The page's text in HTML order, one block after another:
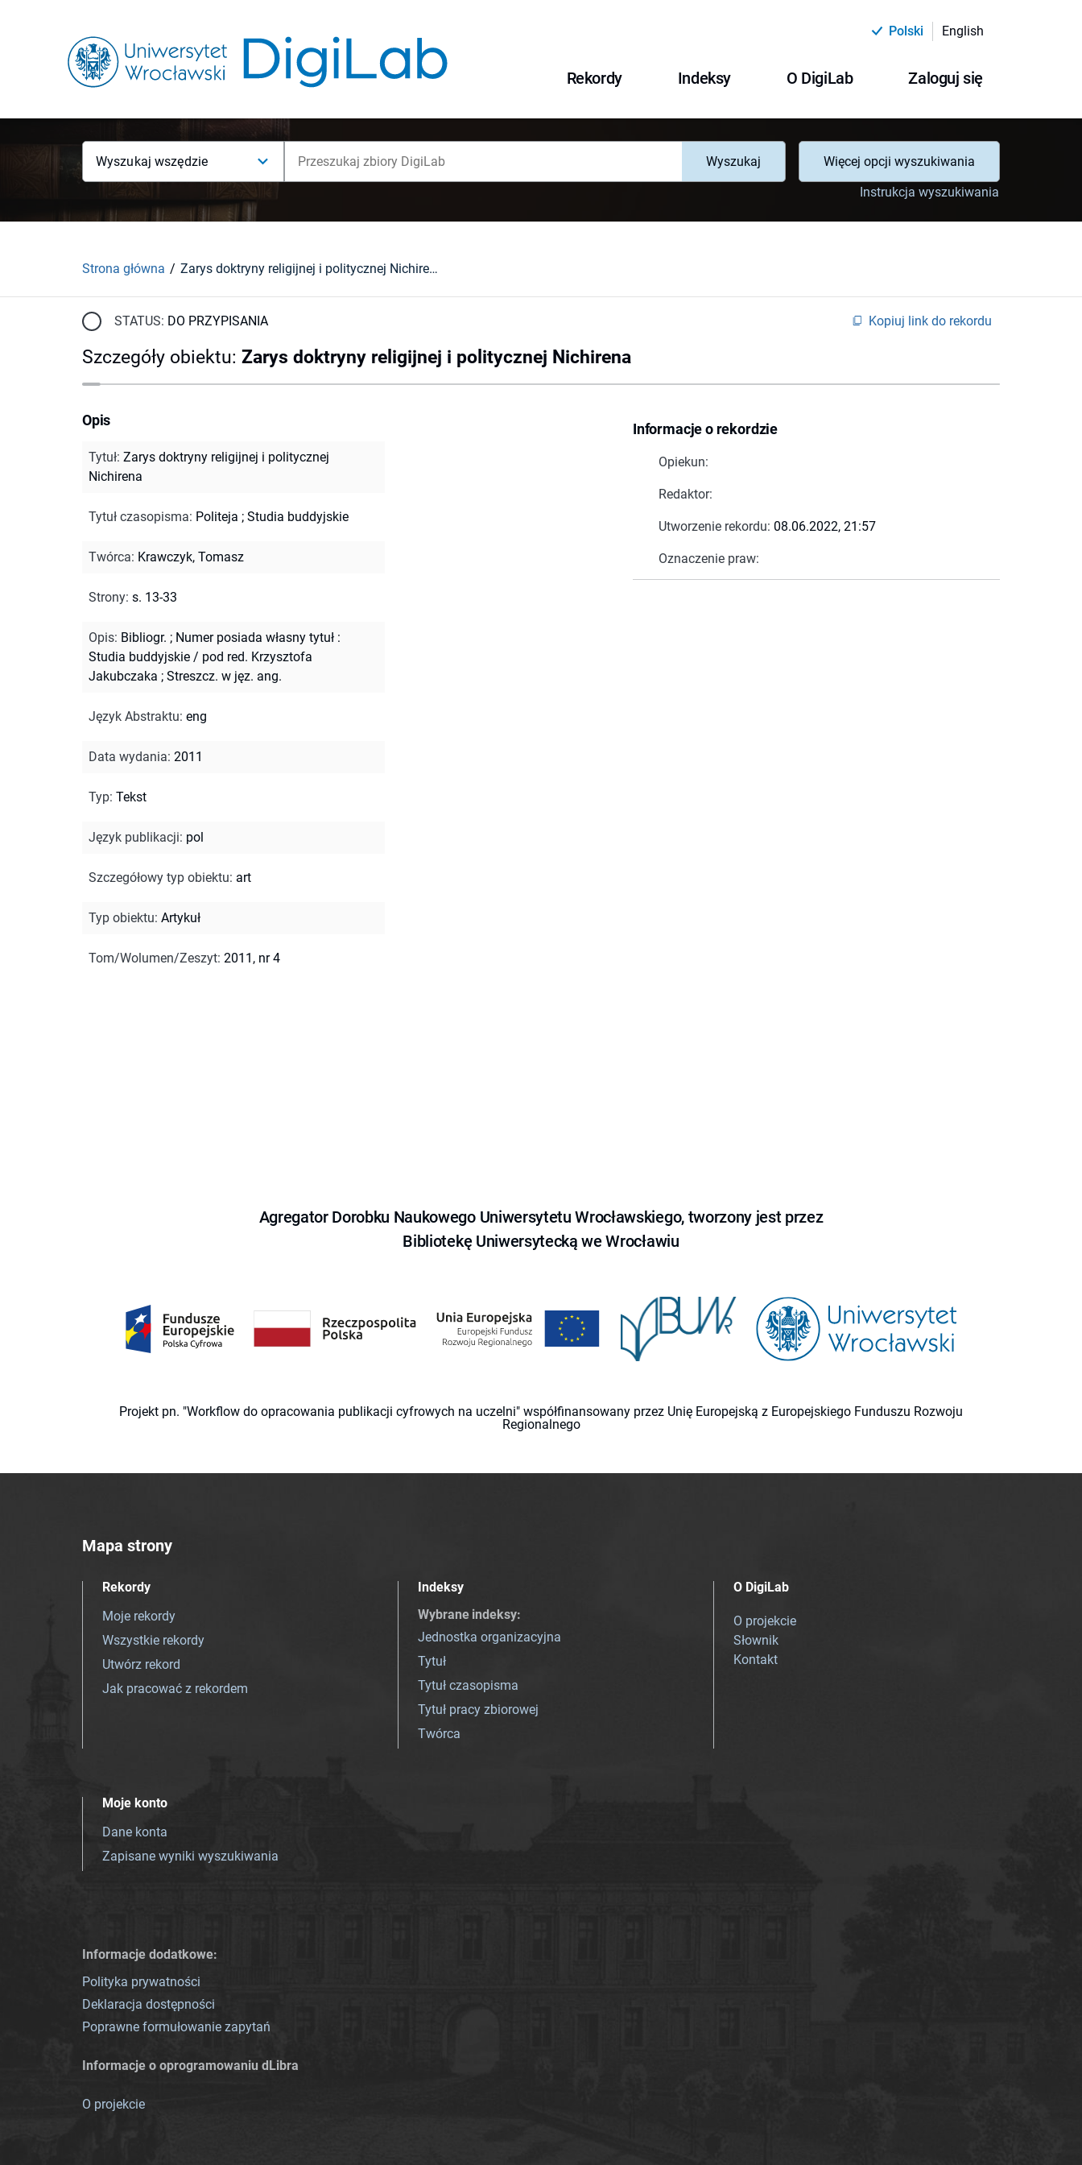
Polski English
Rekordy Indeksy O DigiLab Zaloguj się
Wyszukaj wszędzie Wyszukaj
Więcej opcji wyszukiwania
Instrukcja wyszukiwania
Strona główna Zarys doktryny religijnej i politycznej Nichirena
STATUS: DO PRZYPISANIA Kopiuj link do rekordu
Szczegóły obiektu: Zarys doktryny religijnej i politycznej Nichirena
Informacje o rekordzie
Opiekun:
Redaktor:
Utworzenie rekordu: 08.06.2022, 21:57
Oznaczenie praw:
Opis
Tytuł: Zarys doktryny religijnej i politycznej
Nichirena
Tytuł czasopisma: Politeja ; Studia buddyjskie
Twórca: Krawczyk, Tomasz
Strony: s. 13-33
Opis: Bibliogr. ; Numer posiada własny tytuł :
Studia buddyjskie / pod red. Krzysztofa
Jakubczaka ; Streszcz. w jęz. ang.
Język Abstraktu: eng
Data wydania: 2011
Typ: Tekst
Język publikacji: pol
Szczegółowy typ obiektu: art
Typ obiektu: Artykuł
Tom/Wolumen/Zeszyt: 2011, nr 4
Agregator Dorobku Naukowego Uniwersytetu Wrocławskiego, tworzony jest przez
Bibliotekę Uniwersytecką we Wrocławiu
Projekt pn. "Workflow do opracowania publikacji cyfrowych na uczelni" współfinansowany przez Unię Europejską z Europejskiego Funduszu Rozwoju
Regionalnego
Mapa strony
Rekordy
Moje rekordy
Wszystkie rekordy
Utwórz rekord
Jak pracować z rekordem
Indeksy
Wybrane indeksy:
Jednostka organizacyjna
Tytuł
Tytuł czasopisma
Tytuł pracy zbiorowej
Twórca
O DigiLab
O projekcie
Słownik
Kontakt
Moje konto
Dane konta
Zapisane wyniki wyszukiwania
Informacje dodatkowe:
Polityka prywatności
Deklaracja dostępności
Poprawne formułowanie zapytań
Informacje o oprogramowaniu dLibra
O projekcie